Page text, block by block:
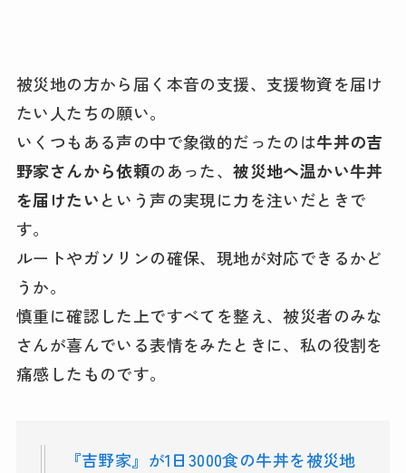
被災地の方から届く本音の支援、支援物資を届け
たい人たちの願い。
いくつもある声の中で象徴的だったのは牛丼の吉
野家さんから依頼のあった、被災地へ温かい牛丼
を届けたいという声の実現に力を注いだときで
す。
ルートやガソリンの確保、現地が対応できるかど
うか。
慎重に確認した上ですべてを整え、被災者のみな
さんが喜んでいる表情をみたときに、私の役割を
痛感したものです。
『吉野家』が1日3000食の牛丼を被災地